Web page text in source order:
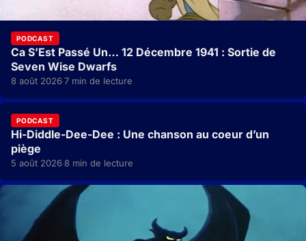
PODCAST
Ca S’Est Passé Un… 12 Décembre 1941 : Sortie de
Seven Wise Dwarfs
8 août 2026·7 min de lecture
PODCAST
Hi-Diddle-Dee-Dee : Une chanson au coeur d’un
piège
5 août 2026·8 min de lecture